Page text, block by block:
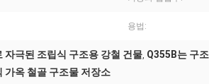
용법:
자극된 조립식 구조용 강철 건물, Q355B는 구
가옥 철골 구조물 저장소